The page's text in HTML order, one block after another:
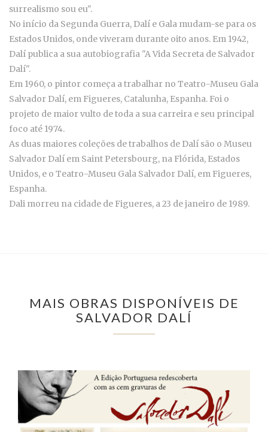
surrealismo sou eu".
No início da Segunda Guerra, Dalí e Gala mudam-se para os
Estados Unidos, onde viveram durante oito anos. Em 1942,
Dalí publica a sua autobiografia "A Vida Secreta de Salvador
Dalí".
Em 1960, o pintor começa a trabalhar no Teatro-Museu Gala
Salvador Dalí, em Figueres, Catalunha, Espanha. Foi o
projeto de maior vulto de toda a sua carreira e seu principal
foco até 1974.
As duas maiores coleções de trabalhos de Dalí são o Museu
Salvador Dalí em Saint Petersbourg, na Flórida, Estados
Unidos, e o Teatro-Museu Gala Salvador Dalí, em Figueres,
Espanha.
Dali morreu na cidade de Figueres, a 23 de janeiro de 1989.
MAIS OBRAS DISPONÍVEIS DE
SALVADOR DALÍ